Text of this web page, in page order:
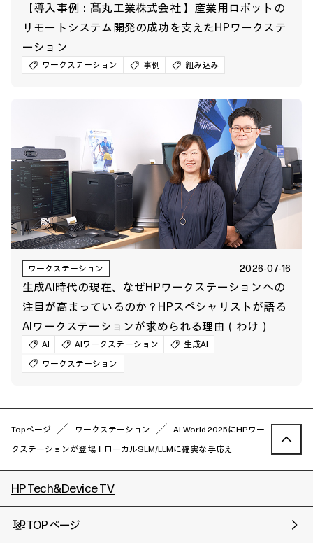
【導入事例：髙丸工業株式会社 】産業用ロボットの
リモートシステム開発の成功を支えたHPワークステ
ーション
ワークステーション 事例 組み込み
ワークステーション 2026-07-16
生成AI時代の現在、なぜHPワークステーションへの
注目が高まっているのか？HPスペシャリストが語る
AIワークステーションが求められる理由（わけ）
AI AIワークステーション
生成AI
ワークステーション
Topページ ワークステーション
AI World 2025にHPワー
クステーションが登場！ローカルSLM/LLMに確実な手応え
HP Tech&Device TV
TOPページ